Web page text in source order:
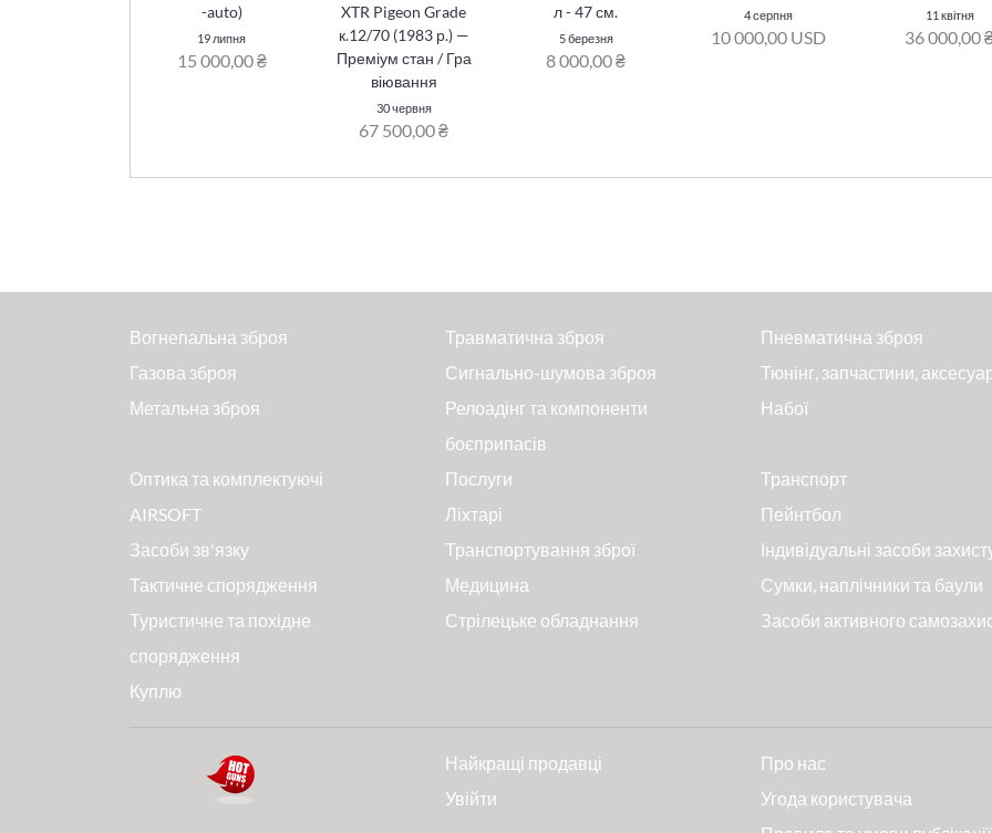
-auto)
19 липня
15 000,00 ₴
XTR Pigeon Grade
к.12/70 (1983 р.) —
Преміум стан / Гра
віювання
30 червня
67 500,00 ₴
л - 47 см.
5 березня
8 000,00 ₴
4 серпня
10 000,00 USD
11 квітня
36 000,00
Вогнепальна зброя Травматична зброя
Пневматична зброя
Газова зброя
Сигнально-шумова зброя
Тюнінг, запчастини,
Метальна зброя
Релоадінг та компоненти
боєприпасів
Набої
Оптика та комплектуючі Послуги
Транспорт
AIRSOFT
Ліхтарі
Пейнтбол
Засоби зв'язку
Транспортування зброї
Індивідуальні засоби
Тактичне спорядження
Медицина
Сумки, наплічники та баули
Туристичне та похідне
спорядження
Стрілецьке обладнання Засоби активного
Куплю
Найкращі продавці
Увійти
Про нас
Угода користувача